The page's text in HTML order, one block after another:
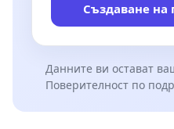
Създаване на
Данните ви остават
Поверителност по